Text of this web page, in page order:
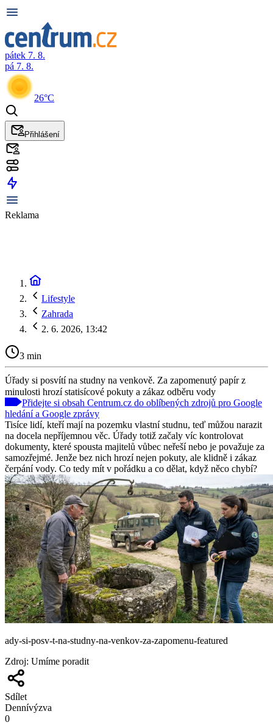
pátek 7. 8.
pá 7. 8.
26°C
Přihlášení
Reklama
Lifestyle
Zahrada
2. 6. 2026, 13:42
3 min
Úřady si posvítí na studny na venkově. Za zapomenutý papír z
minulosti hrozí statisícové pokuty a zákaz odběru vody
Přidejte si obsah Centrum.cz do oblíbených zdrojů pro Google
hledání a Google zprávy
Tisíce lidí, kteří mají na pozemku vlastní studnu, teď můžou narazit
na docela nepříjemnou věc. Úřady totiž začaly víc kontrolovat
dokumenty, které spousta majitelů vůbec neřeší nebo je považuje za
samozřejmé. Jenže bez nich hrozí nejen pokuty, ale klidně i zákaz
čerpání vody. Co tedy mít v pořádku a co dělat, když něco chybí?
ady-si-posv-t-na-studny-na-venkov-za-zapomenu-featured
Zdroj: Umíme poradit
Sdílet
Dennívýzva
0